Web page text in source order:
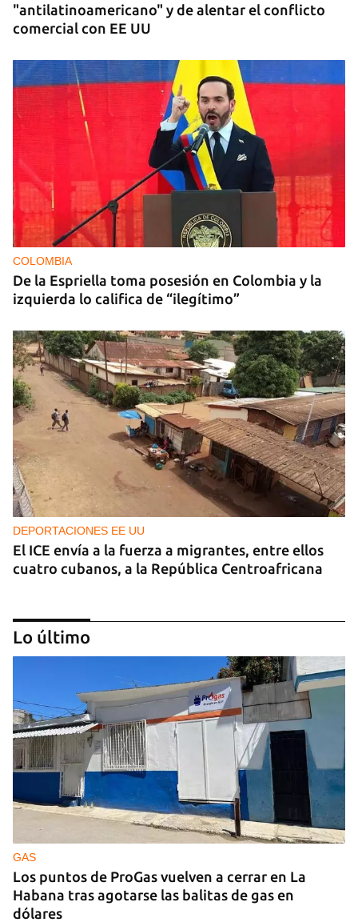
"antilatinoamericano" y de alentar el conflicto
comercial con EE UU
COLOMBIA
De la Espriella toma posesión en Colombia y la
izquierda lo califica de “ilegítimo”
DEPORTACIONES EE UU
El ICE envía a la fuerza a migrantes, entre ellos
cuatro cubanos, a la República Centroafricana
GUERRA
Ucrania ataca otro centro logístico del Amazon
ruso, esta vez en los Urales
Lo último
GAS
Los puntos de ProGas vuelven a cerrar en La
Habana tras agotarse las balitas de gas en
dólares